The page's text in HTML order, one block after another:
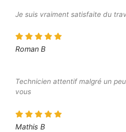
Je suis vraiment satisfaite du
Roman B
Technicien attentif malgré un
vous
Mathis B